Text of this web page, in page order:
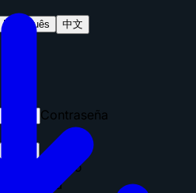
Português 中文
Contraseña
Correo
Contraseña